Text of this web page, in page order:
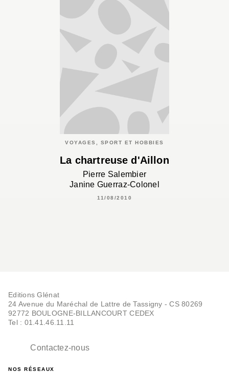
VOYAGES, SPORT ET HOBBIES
La chartreuse d'Aillon
Pierre Salembier
Janine Guerraz-Colonel
11/08/2010
Editions Glénat
24 Avenue du Maréchal de Lattre de Tassigny - CS 80269
92772 BOULOGNE-BILLANCOURT CEDEX
Tel : 01.41.46.11.11
Contactez-nous
NOS RÉSEAUX